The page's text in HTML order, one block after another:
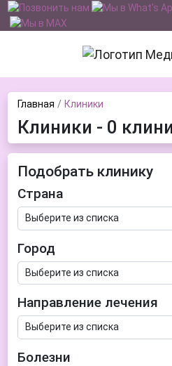
Главная Клиники
Клиники - 0
Подобрать клинику
Страна
Город
Направление лечения
Болезни